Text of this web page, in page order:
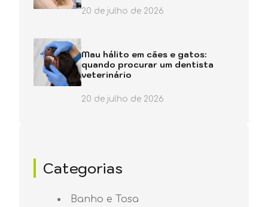
20 de julho de 2026
Mau hálito em cães e gatos:
quando procurar um dentista
veterinário
20 de julho de 2026
Categorias
Banho e Tosa